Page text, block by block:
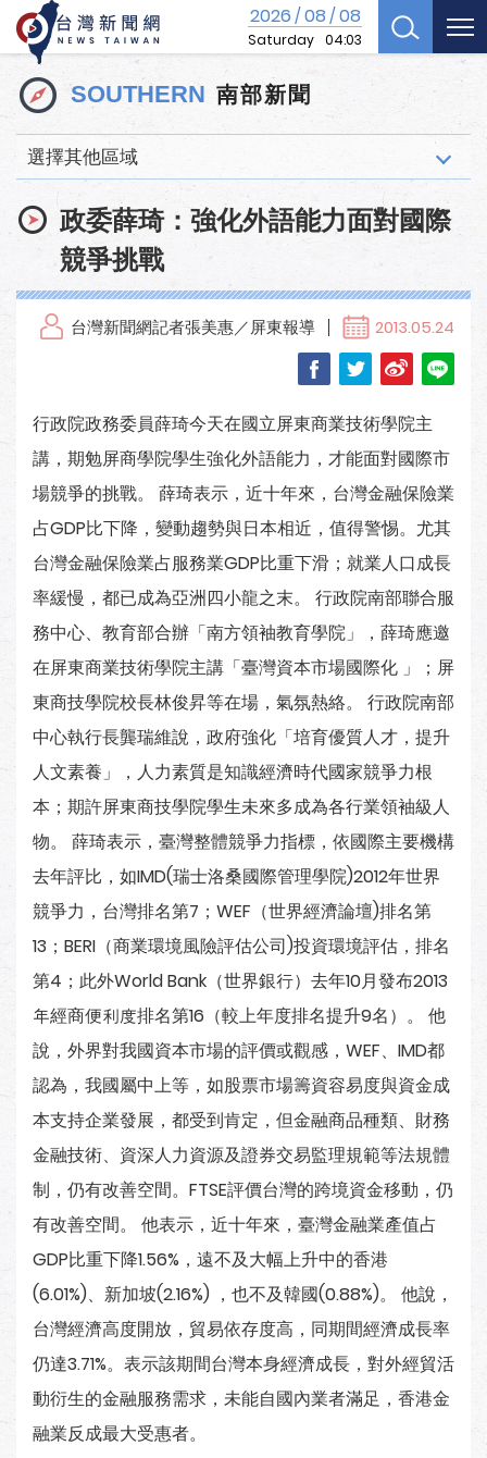
2026/08/08
Saturday 04:03
SOUTHERN 南部新聞
選擇其他區域
政委薛琦：強化外語能力面對國際
競爭挑戰
台灣新聞網記者張美惠／屏東報導 2013.05.24
行政院政務委員薛琦今天在國立屏東商業技術學院主
講，期勉屏商學院學生強化外語能力，才能面對國際市
場競爭的挑戰。 薛琦表示，近十年來，台灣金融保險業
占GDP比下降，變動趨勢與日本相近，值得警惕。尤其
台灣金融保險業占服務業GDP比重下滑；就業人口成長
率緩慢，都已成為亞洲四小龍之末。 行政院南部聯合服
務中心、教育部合辦「南方領袖教育學院」，薛琦應邀
在屏東商業技術學院主講「臺灣資本市場國際化 」；屏
東商技學院校長林俊昇等在場，氣氛熱絡。 行政院南部
中心執行長龔瑞維說，政府強化「培育優質人才，提升
人文素養」，人力素質是知識經濟時代國家競爭力根
本；期許屏東商技學院學生未來多成為各行業領袖級人
物。 薛琦表示，臺灣整體競爭力指標，依國際主要機構
去年評比，如IMD(瑞士洛桑國際管理學院)2012年世界
競爭力，台灣排名第7；WEF（世界經濟論壇)排名第
13；BERI（商業環境風險評估公司)投資環境評估，排名
第4；此外World Bank（世界銀行）去年10月發布2013
年經商便利度排名第16（較上年度排名提升9名）。 他
說，外界對我國資本市場的評價或觀感，WEF、IMD都
認為，我國屬中上等，如股票市場籌資容易度與資金成
本支持企業發展，都受到肯定，但金融商品種類、財務
金融技術、資深人力資源及證券交易監理規範等法規體
制，仍有改善空間。FTSE評價台灣的跨境資金移動，仍
有改善空間。 他表示，近十年來，臺灣金融業產值占
GDP比重下降1.56%，遠不及大幅上升中的香港
(6.01%)、新加坡(2.16%) ，也不及韓國(0.88%)。 他說，
台灣經濟高度開放，貿易依存度高，同期間經濟成長率
仍達3.71%。表示該期間台灣本身經濟成長，對外經貿活
動衍生的金融服務需求，未能自國內業者滿足，香港金
融業反成最大受惠者。